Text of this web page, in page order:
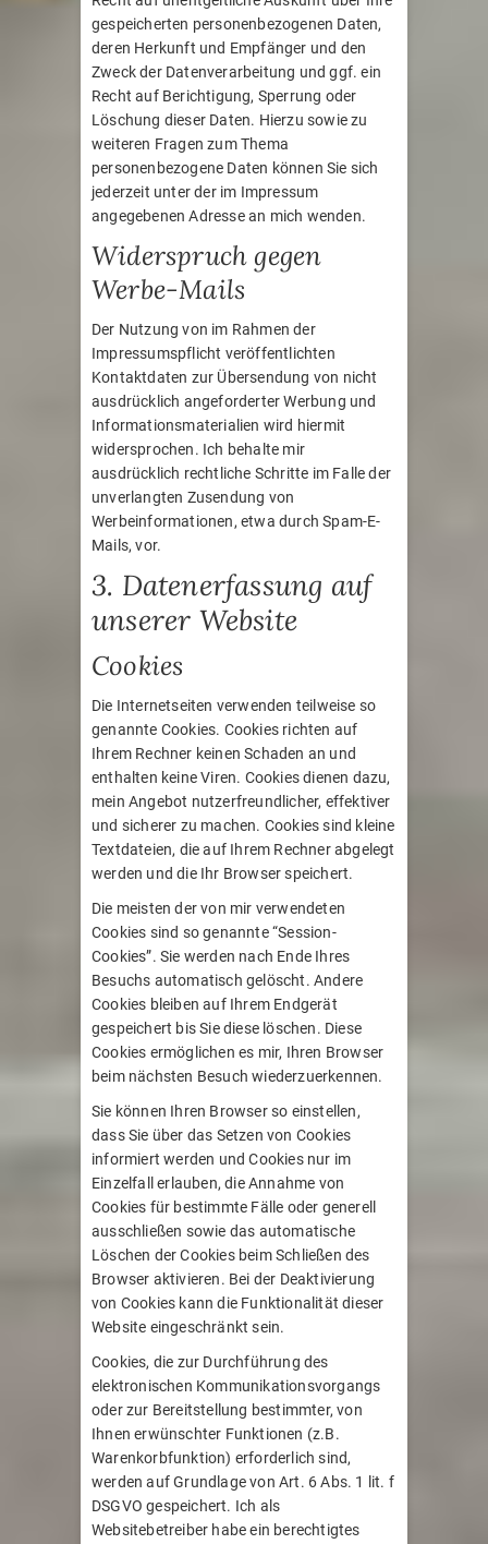
gespeicherten personenbezogenen Daten,
deren Herkunft und Empfänger und den
Zweck der Datenverarbeitung und ggf. ein
Recht auf Berichtigung, Sperrung oder
Löschung dieser Daten. Hierzu sowie zu
weiteren Fragen zum Thema
personenbezogene Daten können Sie sich
jederzeit unter der im Impressum
angegebenen Adresse an mich wenden.
Widerspruch gegen
Werbe-Mails
Der Nutzung von im Rahmen der
Impressumspflicht veröffentlichten
Kontaktdaten zur Übersendung von nicht
ausdrücklich angeforderter Werbung und
Informationsmaterialien wird hiermit
widersprochen. Ich behalte mir
ausdrücklich rechtliche Schritte im Falle der
unverlangten Zusendung von
Werbeinformationen, etwa durch Spam-E-
Mails, vor.
3. Datenerfassung auf
unserer Website
Cookies
Die Internetseiten verwenden teilweise so
genannte Cookies. Cookies richten auf
Ihrem Rechner keinen Schaden an und
enthalten keine Viren. Cookies dienen dazu,
mein Angebot nutzerfreundlicher, effektiver
und sicherer zu machen. Cookies sind kleine
Textdateien, die auf Ihrem Rechner abgelegt
werden und die Ihr Browser speichert.
Die meisten der von mir verwendeten
Cookies sind so genannte “Session-
Cookies”. Sie werden nach Ende Ihres
Besuchs automatisch gelöscht. Andere
Cookies bleiben auf Ihrem Endgerät
gespeichert bis Sie diese löschen. Diese
Cookies ermöglichen es mir, Ihren Browser
beim nächsten Besuch wiederzuerkennen.
Sie können Ihren Browser so einstellen,
dass Sie über das Setzen von Cookies
informiert werden und Cookies nur im
Einzelfall erlauben, die Annahme von
Cookies für bestimmte Fälle oder generell
ausschließen sowie das automatische
Löschen der Cookies beim Schließen des
Browser aktivieren. Bei der Deaktivierung
von Cookies kann die Funktionalität dieser
Website eingeschränkt sein.
Cookies, die zur Durchführung des
elektronischen Kommunikationsvorgangs
oder zur Bereitstellung bestimmter, von
Ihnen erwünschter Funktionen (z.B.
Warenkorbfunktion) erforderlich sind,
werden auf Grundlage von Art. 6 Abs. 1 lit. f
DSGVO gespeichert. Ich als
Websitebetreiber habe ein berechtigtes